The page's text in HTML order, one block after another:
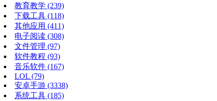
教育教学 (239)
下载工具 (118)
其他应用 (411)
电子阅读 (308)
文件管理 (97)
软件教程 (93)
音乐软件 (167)
LOL (79)
安卓手游 (3338)
系统工具 (185)